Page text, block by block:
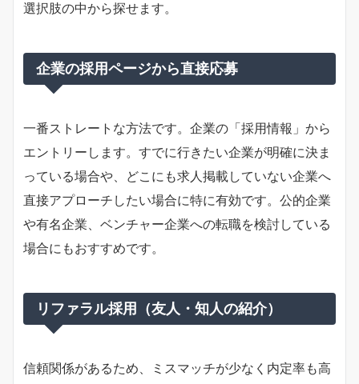
選択肢の中から探せます。
企業の採用ページから直接応募
一番ストレートな方法です。企業の「採用情報」から
エントリーします。すでに行きたい企業が明確に決ま
っている場合や、どこにも求人掲載していない企業へ
直接アプローチしたい場合に特に有効です。公的企業
や有名企業、ベンチャー企業への転職を検討している
場合にもおすすめです。
リファラル採用（友人・知人の紹介）
信頼関係があるため、ミスマッチが少なく内定率も高